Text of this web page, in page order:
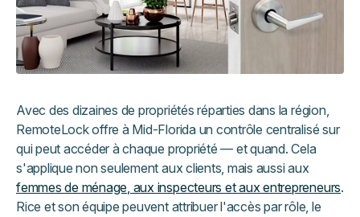
Avec des dizaines de propriétés réparties dans la région,
RemoteLock offre à Mid-Florida un contrôle centralisé sur
qui peut accéder à chaque propriété — et quand. Cela
s'applique non seulement aux clients, mais aussi aux
femmes de ménage, aux inspecteurs et aux entrepreneurs.
Rice et son équipe peuvent attribuer l'accès par rôle, le